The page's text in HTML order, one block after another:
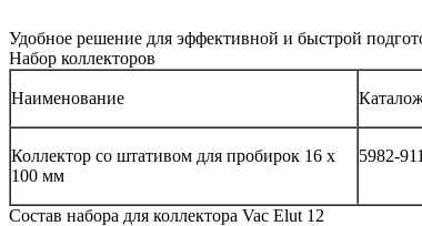
Удобное решение для эффективной и быстрой
Набор коллекторов
Наименование
Коллектор со штативом для пробирок 16 х
100 мм
5982-
Состав набора для коллектора Vac Elut 12